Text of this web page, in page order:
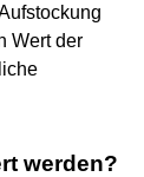
Wert der
werden?